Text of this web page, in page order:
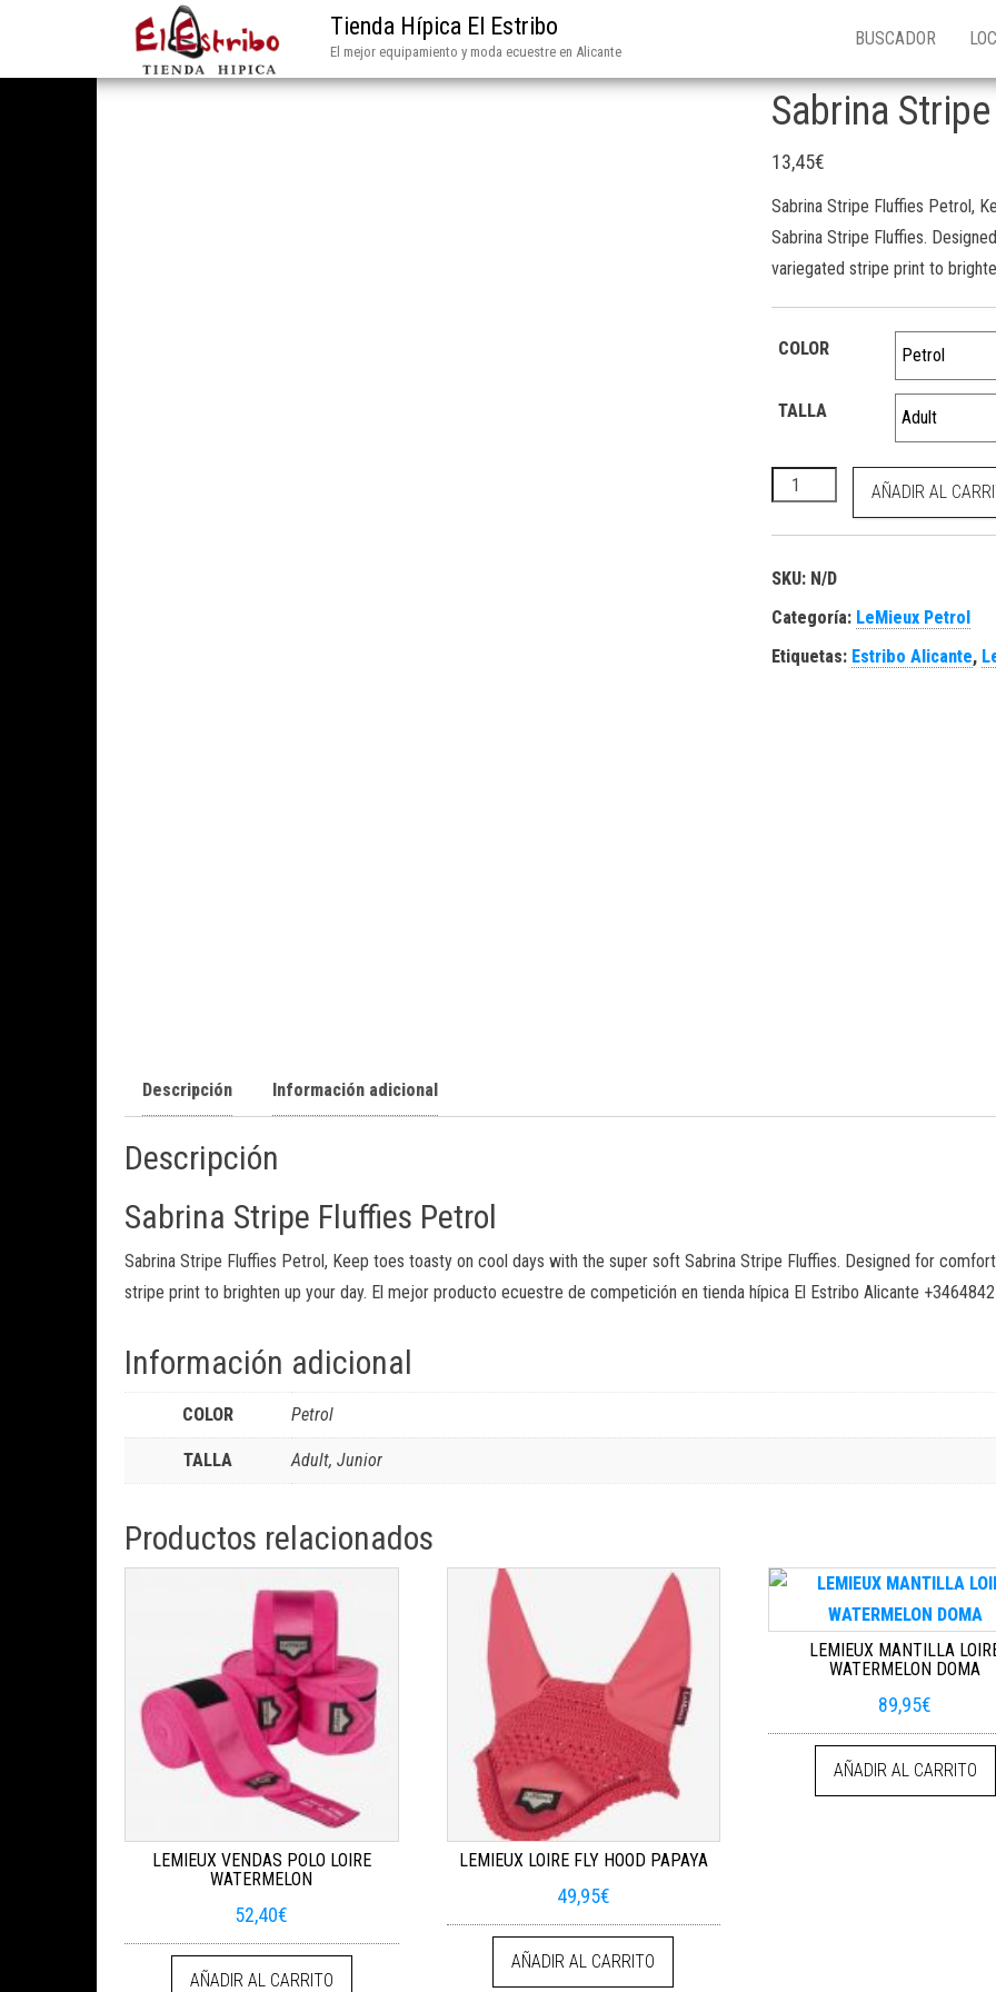
Tienda Hípica El Estribo
El mejor equipamiento y moda ecuestre en Alicante
BUSCADOR
Sabrina
13,45€
Sabrina Stripe Fluffies Petrol,
Sabrina Stripe Fluffies.
variegated stripe print to
COLOR
TALLA
Sabrina Stripe Fluffies Petrol
AÑADIR AL
SKU: N/D
Categoría: LeMieux Petrol
Etiquetas: Estribo Alicante,
Descripción Información adicional
Descripción
Sabrina Stripe Fluffies Petrol
Sabrina Stripe Fluffies Petrol, Keep toes toasty on cool days with the super soft Sabrina Stripe Fluffies. Designed for
stripe print to brighten up your day. El mejor producto ecuestre de competición en tienda hípica El Estribo Alicante
Información adicional
COLOR Petrol
TALLA Adult, Junior
Productos relacionados
LEMIEUX VENDAS POLO LOIRE
WATERMELON
52,40€
AÑADIR AL CARRITO
LEMIEUX LOIRE FLY HOOD PAPAYA
49,95€
AÑADIR AL CARRITO
LEMIEUX MANTILLA
WATERMELON DOMA
89,95€
AÑADIR AL CARRITO